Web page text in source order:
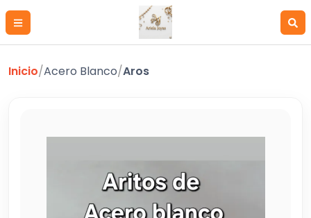
Inicio/Acero Blanco/Aros